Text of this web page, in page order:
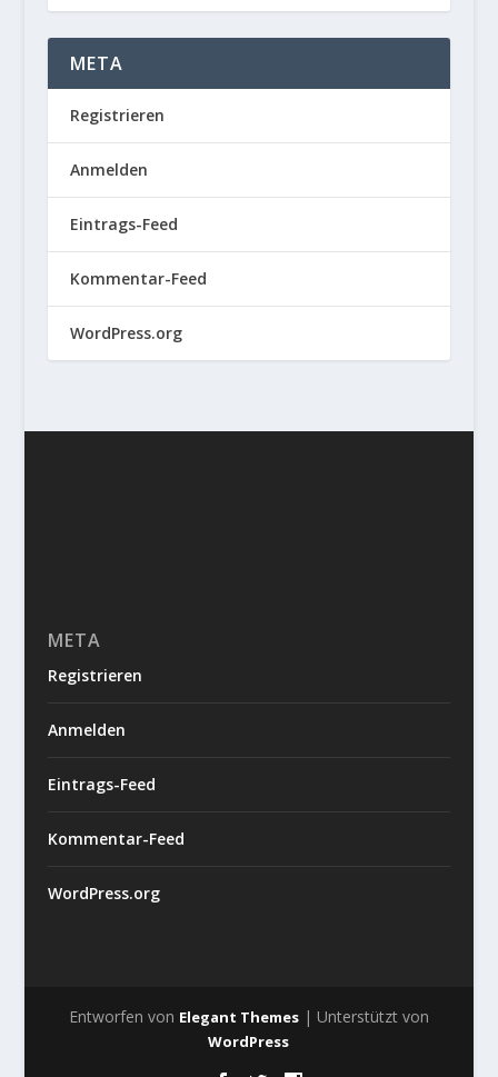
META
Registrieren
Anmelden
Eintrags-Feed
Kommentar-Feed
WordPress.org
META
Registrieren
Anmelden
Eintrags-Feed
Kommentar-Feed
WordPress.org
Entworfen von Elegant Themes| Unterstützt von
WordPress